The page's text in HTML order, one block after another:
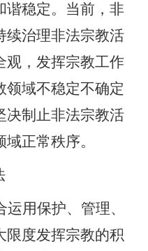
谐稳定。当前，非
续治理非法宗教活
观，发挥宗教工作
领域不稳定不确定
决制止非法宗教活
正常秩序。
用保护、管理、
限度发挥宗教的积